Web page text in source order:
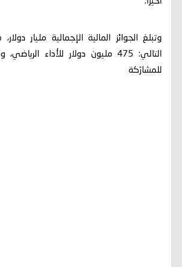
وتبلغ الجوائز المالية الإجمالية مليار
للمشارَكة